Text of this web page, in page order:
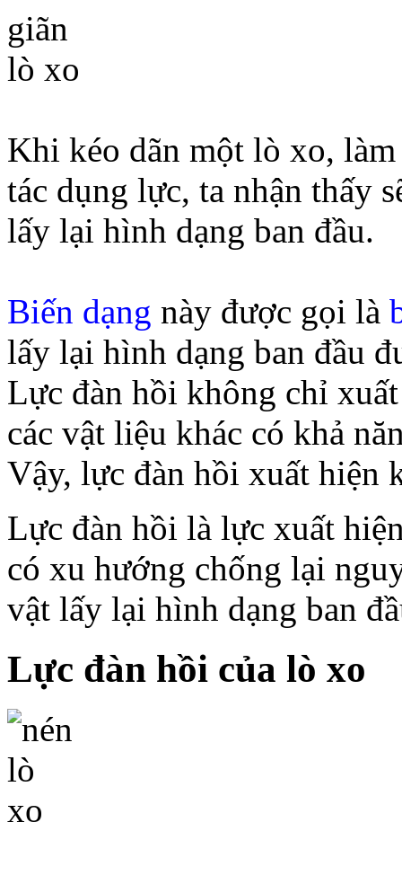
Khi kéo dãn một lò xo,
tác dụng lực, ta nhận thấy
lấy lại hình dạng ban đầu.
Biến dạng này được gọi là
lấy lại hình dạng ban đầu
Lực đàn hồi không chỉ
các vật liệu khác có khả
Vậy, lực đàn hồi xuất hiện
Lực đàn hồi là lực xuất
có xu hướng chống lại
vật lấy lại hình dạng ban
Lực đàn hồi của lò xo